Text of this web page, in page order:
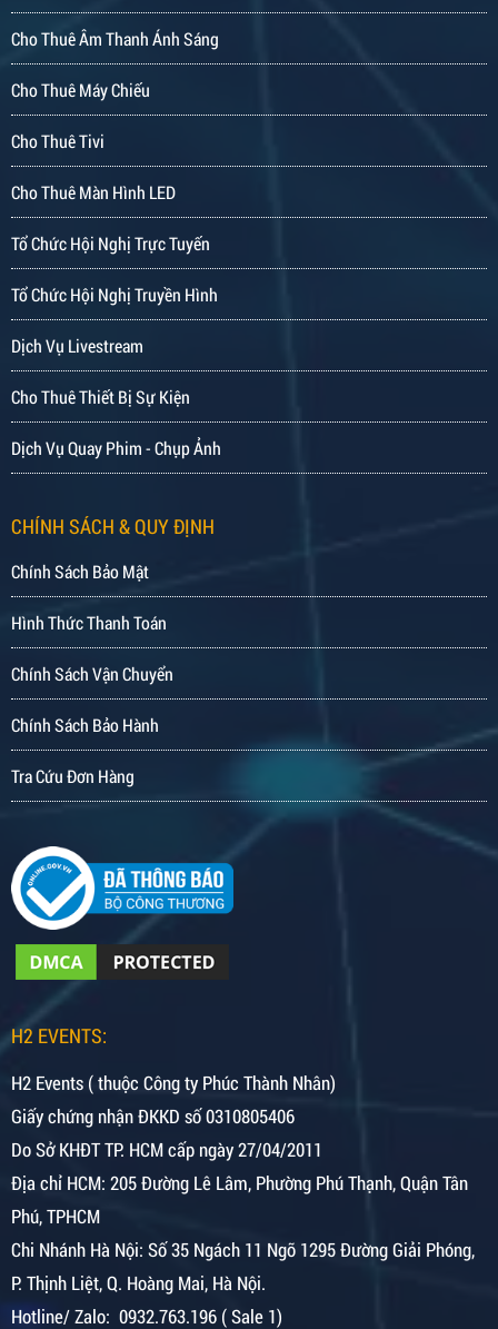
H2 EVENTS:
H2 Events ( thuộc Công ty Phúc Thành Nhân)
Giấy chứng nhận ĐKKD số 0310805406
Do Sở KHĐT TP. HCM cấp ngày 27/04/2011
Địa chỉ HCM: 205 Đường Lê Lâm, Phường Phú Thạnh, Quận Tân
Phú, TPHCM
Chi Nhánh Hà Nội: Số 35 Ngách 11 Ngõ 1295 Đường Giải Phóng,
P. Thịnh Liệt, Q. Hoàng Mai, Hà Nội.
Hotline/ Zalo: 0932.763.196 ( Sale 1)
Cho Thuê Âm Thanh Ánh Sáng
Cho Thuê Máy Chiếu
Cho Thuê Tivi
Cho Thuê Màn Hình LED
Tổ Chức Hội Nghị Trực Tuyến
Tổ Chức Hội Nghị Truyền Hình
Dịch Vụ Livestream
Cho Thuê Thiết Bị Sự Kiện
Dịch Vụ Quay Phim - Chụp Ảnh
CHÍNH SÁCH & QUY ĐỊNH
Chính Sách Bảo Mật
Hình Thức Thanh Toán
Chính Sách Vận Chuyển
Chính Sách Bảo Hành
Tra Cứu Đơn Hàng